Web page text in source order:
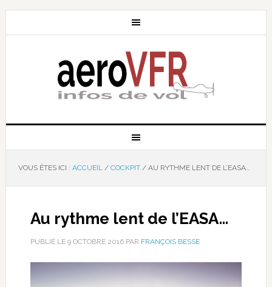
VOUS ÊTES ICI : ACCUEIL / COCKPIT /AU RYTHME LENT DE L’EASA…
Au rythme lent de l’EASA…
PUBLIÉ LE 9 OCTOBRE 2016PAR FRANÇOIS BESSE